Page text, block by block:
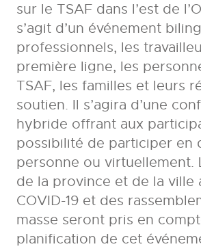
sur le TSAF dans l’est de
s’agit d’un événement
professionnels, les
première ligne, les
TSAF, les familles et leurs
soutien. Il s’agira d’une
hybride offrant aux
possibilité de participer en
personne ou virtuellement.
de la province et de la ville
COVID-19 et des
masse seront pris en
planification de cet